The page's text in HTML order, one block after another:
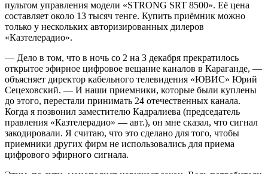
пультом управления модели «STRONG SRT 8500». Её цена
составляет около 13 тысяч тенге. Купить приёмник можно
только у нескольких авторизированных дилеров
«Казтелерадио».
— Дело в том, что в ночь со 2 на 3 декабря прекратилось
открытое эфирное цифровое вещание каналов в Караганде, —
объясняет директор кабельного телевидения «ЮВИС» Юрий
Сецеховский. — И наши приемники, которые были куплены
до этого, перестали принимать 24 отечественных канала.
Когда я позвонил заместителю Кадралиева (председатель
правления «Казтелерадио» — авт.), он мне сказал, что сигнал
закодировали. Я считаю, что это сделано для того, чтобы
приемники других фирм не использовались для приема
цифрового эфирного сигнала.